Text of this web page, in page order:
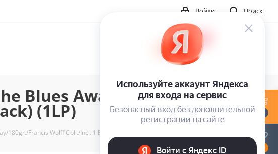
Поиск
Войти
Blues Away
(1LP)
Francis Wolff Coll./Incl. 1 Bonus Track) (1LP)
0
0